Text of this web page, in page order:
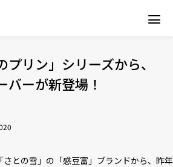
リン」シリーズから、
バーが新登場！
との雪」の「感豆富」ブランドから、昨年